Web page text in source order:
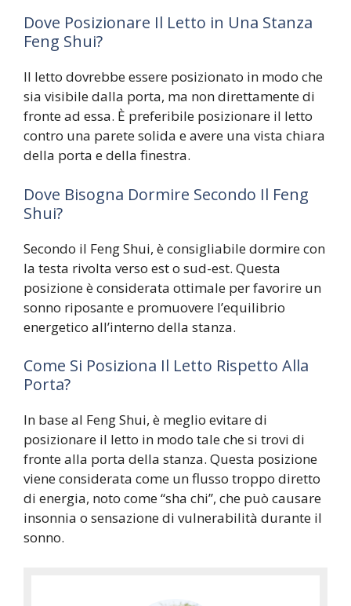
Dove Posizionare Il Letto in Una Stanza
Feng Shui?
Il letto dovrebbe essere posizionato in modo che
sia visibile dalla porta, ma non direttamente di
fronte ad essa. È preferibile posizionare il letto
contro una parete solida e avere una vista chiara
della porta e della finestra.
Dove Bisogna Dormire Secondo Il Feng
Shui?
Secondo il Feng Shui, è consigliabile dormire con
la testa rivolta verso est o sud-est. Questa
posizione è considerata ottimale per favorire un
sonno riposante e promuovere l’equilibrio
energetico all’interno della stanza.
Come Si Posiziona Il Letto Rispetto Alla
Porta?
In base al Feng Shui, è meglio evitare di
posizionare il letto in modo tale che si trovi di
fronte alla porta della stanza. Questa posizione
viene considerata come un flusso troppo diretto
di energia, noto come “sha chi”, che può causare
insonnia o sensazione di vulnerabilità durante il
sonno.